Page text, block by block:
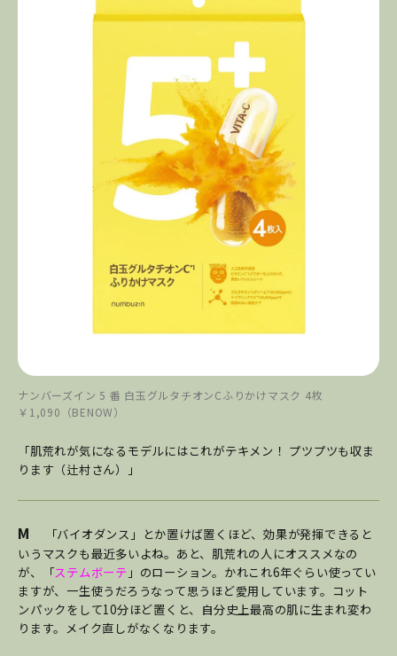
ナンバーズイン 5 番 白玉グルタチオンCふりかけマスク 4枚
￥1,090（BENOW）
「肌荒れが気になるモデルにはこれがテキメン！ プツプツも収ま
ります（辻村さん）」
M
「バイオダンス」とか置けば置くほど、効果が発揮できると
いうマスクも最近多いよね。あと、肌荒れの人にオススメなの
が、「ステムボーテ 」のローション。かれこれ6年ぐらい使ってい
ますが、一生使うだろうなって思うほど愛用しています。コット
ンパックをして10分ほど置くと、自分史上最高の肌に生まれ変わ
ります。メイク直しがなくなります。